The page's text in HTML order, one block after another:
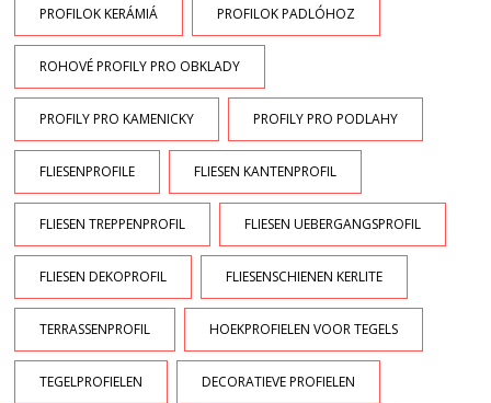
PROFILOK KERÁMIÁ PROFILOK PADLÓHOZ
ROHOVÉ PROFILY PRO OBKLADY
PROFILY PRO KAMENICKY PROFILY PRO PODLAHY
FLIESENPROFILE FLIESEN KANTENPROFIL
FLIESEN TREPPENPROFIL FLIESEN UEBERGANGSPROFIL
FLIESEN DEKOPROFIL FLIESENSCHIENEN KERLITE
TERRASSENPROFIL HOEKPROFIELEN VOOR TEGELS
TEGELPROFIELEN DECORATIEVE PROFIELEN